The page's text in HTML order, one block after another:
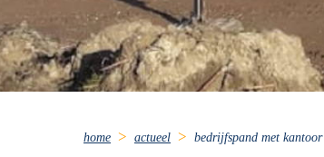
home actueel bedrijfspand met